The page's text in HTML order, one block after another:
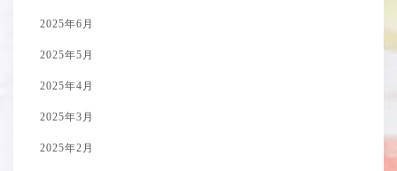
2025年6月
2025年5月
2025年4月
2025年3月
2025年2月